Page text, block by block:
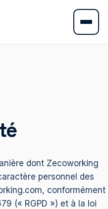
dont Zecoworking
personnel des
conformément
(« RGPD ») et à la loi